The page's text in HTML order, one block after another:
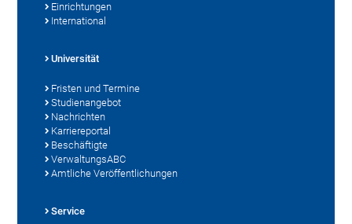
Einrichtungen
International
Universität
Fristen und Termine
Studienangebot
Nachrichten
Karriereportal
Beschäftigte
VerwaltungsABC
Amtliche Veröffentlichungen
Service